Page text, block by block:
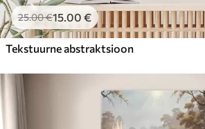
25.00€15.00 €
Tekstuurne abstraktsioon